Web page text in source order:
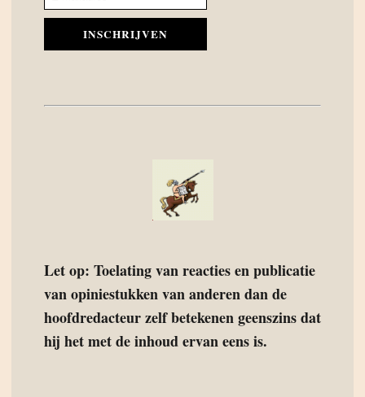
INSCHRIJVEN
Let op: Toelating van reacties en publicatie
van opiniestukken van anderen dan de
hoofdredacteur zelf betekenen geenszins dat
hij het met de inhoud ervan eens is.